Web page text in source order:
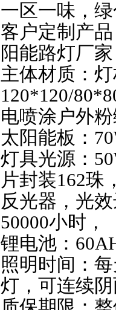
一区一味，
客户定制产
阳能路灯厂
主体材质：
120*120/
电喷涂户外
太阳能板：
灯具光源：
片封装162珠
反光器，光
50000小时，
锂电池：
照明时间：
灯，可连续